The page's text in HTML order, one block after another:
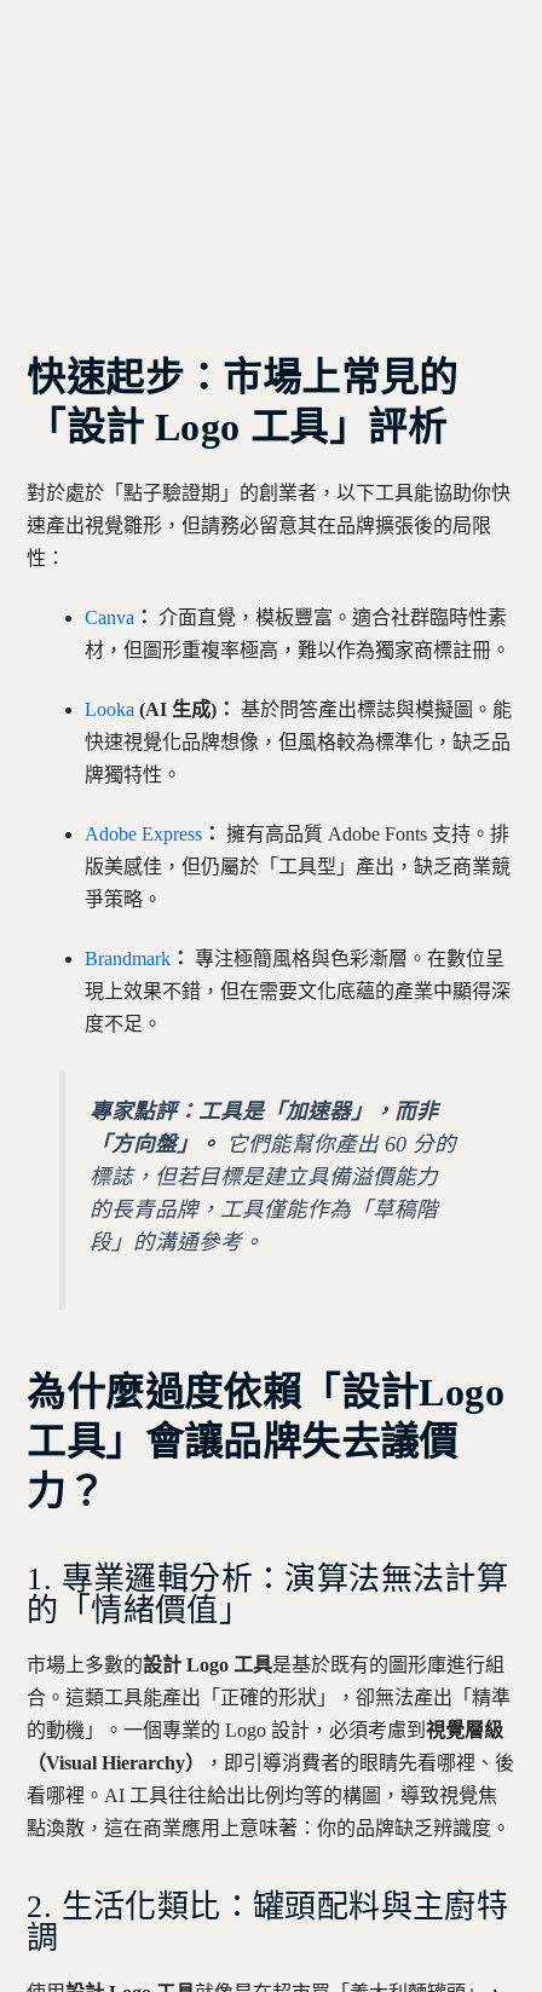
快速起步：市場上常見的
「設計 Logo 工具」評析
對於處於「點子驗證期」的創業者，以下工具能協助你快
速產出視覺雛形，但請務必留意其在品牌擴張後的局限
性：
Canva ： 介面直覺，模板豐富。適合社群臨時性素
材，但圖形重複率極高，難以作為獨家商標註冊。
Looka (AI 生成)： 基於問答產出標誌與模擬圖。能
快速視覺化品牌想像，但風格較為標準化，缺乏品
牌獨特性。
Adobe Express ： 擁有高品質 Adobe Fonts 支持。排
版美感佳，但仍屬於「工具型」產出，缺乏商業競
爭策略。
Brandmark ： 專注極簡風格與色彩漸層。在數位呈
現上效果不錯，但在需要文化底蘊的產業中顯得深
度不足。
專家點評：工具是「加速器」，而非
「方向盤」。
它們能幫你產出 60 分的
標誌，但若目標是建立具備溢價能力
的長青品牌，工具僅能作為「草稿階
段」的溝通參考。
為什麼過度依賴「設計Logo
工具」會讓品牌失去議價
力？
1. 專業邏輯分析：演算法無法計算
的「情緒價值」
市場上多數的設計 Logo 工具是基於既有的圖形庫進行組
合。這類工具能產出「正確的形狀」，卻無法產出「精準
的動機」。一個專業的 Logo 設計，必須考慮到視覺層級
（Visual Hierarchy）
，即引導消費者的眼睛先看哪裡、後
看哪裡。AI 工具往往給出比例均等的構圖，導致視覺焦
點渙散，這在商業應用上意味著：你的品牌缺乏辨識度。
2. 生活化類比：罐頭配料與主廚特
調